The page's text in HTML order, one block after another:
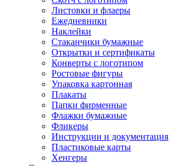
Листовки и флаеры
Ежедневники
Наклейки
Стаканчики бумажные
Открытки и сертификаты
Конверты с логотипом
Ростовые фигуры
Упаковка картонная
Плакаты
Папки фирменные
Флажки бумажные
Фликеры
Инструкции и документация
Пластиковые карты
Хенгеры